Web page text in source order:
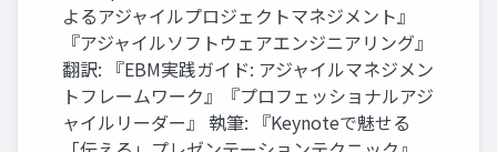
よるアジャイルプロジェクトマネジメント』
『アジャイルソフトウェアエンジニアリング』
翻訳: 『EBM実践ガイド: アジャイルマネジメン
トフレームワーク』『プロフェッショナルアジ
ャイルリーダー』 執筆: 『Keynoteで魅せる